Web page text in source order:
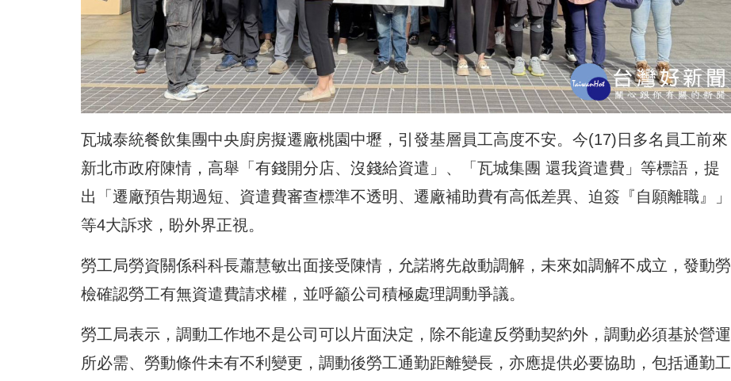
瓦城泰統餐飲集團中央廚房擬遷廠桃園中壢，引發基層員工高度不安。今(17)日多名 員工前來
新北市政府陳情，高舉「有錢開分店、沒錢給資遣」 、「瓦城集團 還我資遣費」等標語，提
出「遷廠預告期過短、資遣費審查標準不透明、遷廠補助費有高低差異、迫簽『自願離職』」
等4大訴求，盼外界正視。
勞工局勞資關係科科長蕭慧敏出面接受陳情，允諾將先啟動調解，未來如調解不成立，發動勞
檢確認勞工有無資遣費請求權，並呼籲公司積極處理調動爭議。
勞工局表示，調動工作地不是公司可以片面決定，除不能違反勞動契約外，調動必須基於營運
所必需、勞動條件未有不利變更，調動後勞工通勤距離變長，亦應提供必要協助，包括通勤工